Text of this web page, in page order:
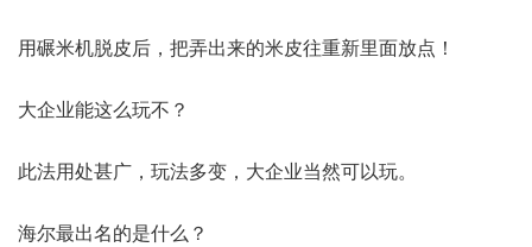
用碾米机脱皮后，把弄出来的米皮往重新里面放点！
大企业能这么玩不？
此法用处甚广，玩法多变，大企业当然可以玩。
海尔最出名的是什么？